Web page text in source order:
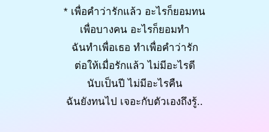
* เพื่อคำว่ารักแล้ว อะไรก็ยอมทน
เพื่อบางคน อะไรก็ยอมทำ
ฉันทำเพื่อเธอ ทำเพื่อคำว่ารัก
ต่อให้เมื่อรักแล้ว ไม่มีอะไรดี
นับเป็นปี ไม่มีอะไรคืน
ฉันยังทนไป เจอะกับตัวเองถึงรู้..